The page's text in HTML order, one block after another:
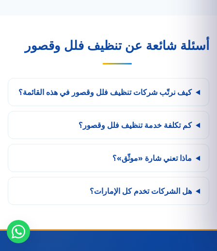
أسئلة شائعة عن تنظيف فلل وقصور
كيف نرتّب شركات تنظيف فلل وقصور في هذه القائمة؟
كم تكلفة خدمة تنظيف فلل وقصور؟
ماذا تعني شارة «موثّق»؟
هل الشركات تخدم كل الإمارات؟